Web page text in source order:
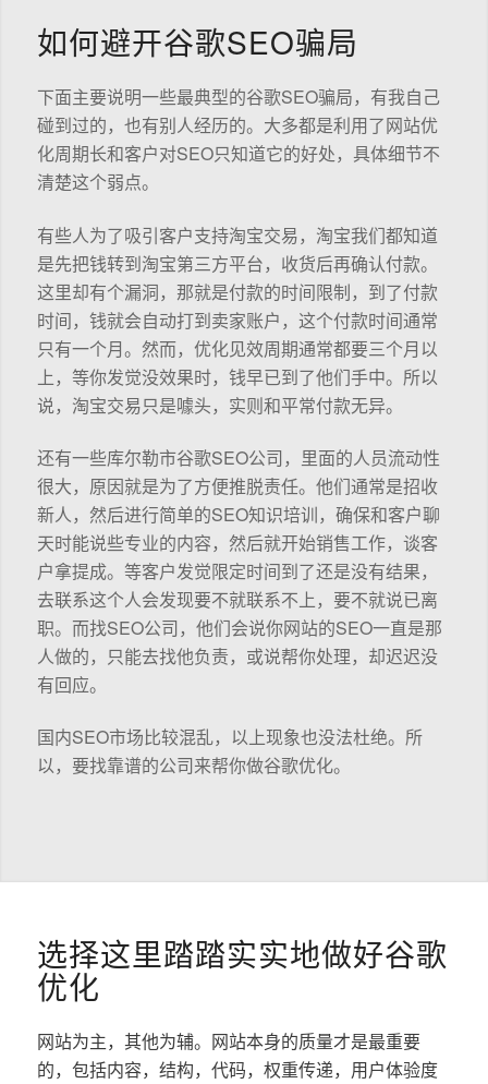
如何避开谷歌SEO骗局
下面主要说明一些最典型的谷歌SEO骗局，有我自己
碰到过的，也有别人经历的。大多都是利用了网站优
化周期长和客户对SEO只知道它的好处，具体细节不
清楚这个弱点。
有些人为了吸引客户支持淘宝交易，淘宝我们都知道
是先把钱转到淘宝第三方平台，收货后再确认付款。
这里却有个漏洞，那就是付款的时间限制，到了付款
时间，钱就会自动打到卖家账户，这个付款时间通常
只有一个月。然而，优化见效周期通常都要三个月以
上，等你发觉没效果时，钱早已到了他们手中。所以
说，淘宝交易只是噱头，实则和平常付款无异。
还有一些库尔勒市谷歌SEO公司，里面的人员流动性
很大，原因就是为了方便推脱责任。他们通常是招收
新人，然后进行简单的SEO知识培训，确保和客户聊
天时能说些专业的内容，然后就开始销售工作，谈客
户拿提成。等客户发觉限定时间到了还是没有结果，
去联系这个人会发现要不就联系不上，要不就说已离
职。而找SEO公司，他们会说你网站的SEO一直是那
人做的，只能去找他负责，或说帮你处理，却迟迟没
有回应。
国内SEO市场比较混乱，以上现象也没法杜绝。所
以，要找靠谱的公司来帮你做谷歌优化。
选择这里踏踏实实地做好谷歌
优化
网站为主，其他为辅。网站本身的质量才是最重要
的，包括内容，结构，代码，权重传递，用户体验度